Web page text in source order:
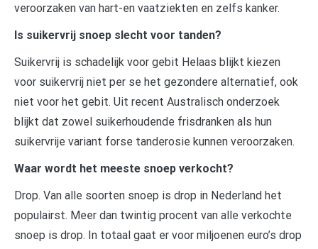
veroorzaken van hart-en vaatziekten en zelfs kanker.
Is suikervrij snoep slecht voor tanden?
Suikervrij is schadelijk voor gebit Helaas blijkt kiezen
voor suikervrij niet per se het gezondere alternatief, ook
niet voor het gebit. Uit recent Australisch onderzoek
blijkt dat zowel suikerhoudende frisdranken als hun
suikervrije variant forse tanderosie kunnen veroorzaken.
Waar wordt het meeste snoep verkocht?
Drop. Van alle soorten snoep is drop in Nederland het
populairst. Meer dan twintig procent van alle verkochte
snoep is drop. In totaal gaat er voor miljoenen euro’s drop